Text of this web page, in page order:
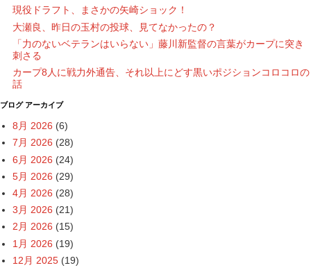
現役ドラフト、まさかの矢崎ショック！
大瀬良、昨日の玉村の投球、見てなかったの？
「力のないベテランはいらない」藤川新監督の言葉がカープに突き
刺さる
カープ8人に戦力外通告、それ以上にどす黒いポジションコロコロの
話
ブログ アーカイブ
8月 2026 (6)
7月 2026 (28)
6月 2026 (24)
5月 2026 (29)
4月 2026 (28)
3月 2026 (21)
2月 2026 (15)
1月 2026 (19)
12月 2025 (19)